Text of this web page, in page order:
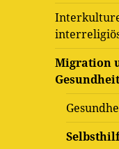
Migration